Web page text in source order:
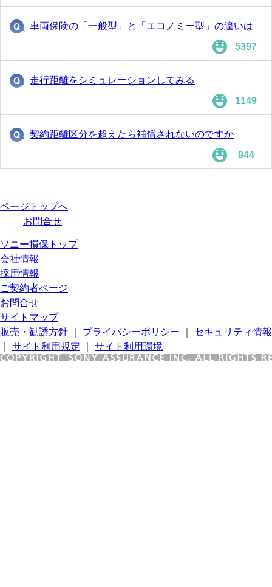
車両保険の「一般型」と「エコノミー型」の違いは
5397
走行距離をシミュレーションしてみる
1149
契約距離区分を超えたら補償されないのですか
944
ページトップへ
お問合せ
ソニー損保トップ
会社情報
採用情報
ご契約者ページ
お問合せ
サイトマップ
販売・勧誘方針
プライバシーポリシー
セキュリティ情報
サイト利用規定 サイト利用環境